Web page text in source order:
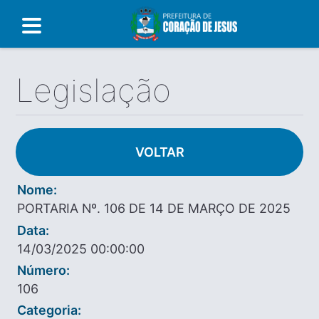
Legislação
VOLTAR
Nome:
PORTARIA Nº. 106 DE 14 DE MARÇO DE 2025
Data:
14/03/2025 00:00:00
Número:
106
Categoria: